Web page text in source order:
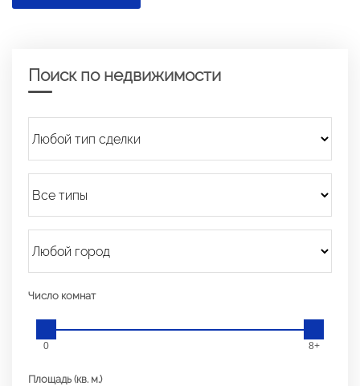
Поиск по недвижимости
Число комнат
0 8+
Площадь (кв. м.)